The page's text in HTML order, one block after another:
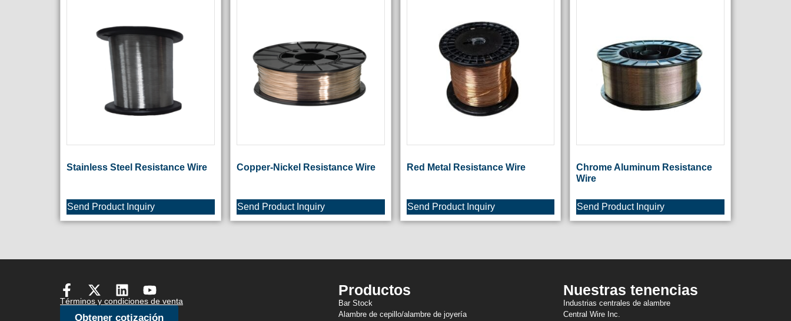
Stainless Steel Resistance Wire
Send Product Inquiry
Copper-Nickel Resistance Wire
Send Product Inquiry
Red Metal Resistance Wire
Send Product Inquiry
Chrome Aluminum Resistance
Wire
Send Product Inquiry
Términos y condiciones de venta
Obtener cotización
Productos
Bar Stock
Alambre de cepillo/alambre de joyería
Nuestras tenencias
Industrias centrales de alambre
Central Wire Inc.